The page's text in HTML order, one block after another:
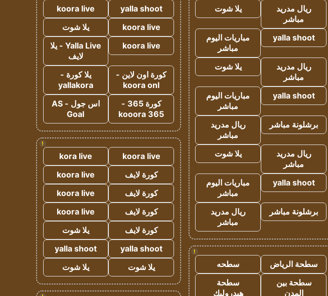
ريال مدريد
مباشر
يلا شوت
yalla shoot
مباريات اليوم
مباشر
ريال مدريد
مباشر
يلا شوت
yalla shoot
مباريات اليوم
مباشر
برشلونة مباشر
ريال مدريد
مباشر
ريال مدريد
مباشر
يلا شوت
yalla shoot
مباريات اليوم
مباشر
برشلونة مباشر
ريال مدريد
مباشر
!
سطحة الرياض
سطحه
سطحة بين
المدن
سطحة
هيدروليك
yalla shoot
koora live
koora live
يلا شوت
koora live
Yalla Live - يلا
لايف
كورة اون لاين -
koora onl
يلا كورة -
yallakora
كورة 365 -
kooora 365
اس جول - AS
Goal
!
koora live
kora live
كورة لايف
koora live
كورة لايف
koora live
كورة لايف
koora live
كورة لايف
يلا شوت
yalla shoot
yalla shoot
يلا شوت
يلا شوت